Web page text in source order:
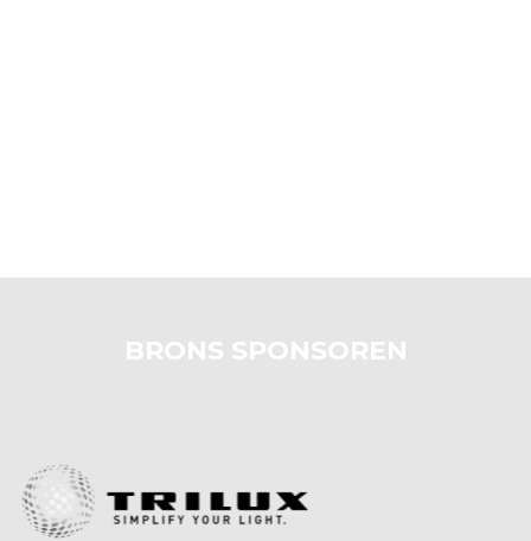
BRONS SPONSOREN